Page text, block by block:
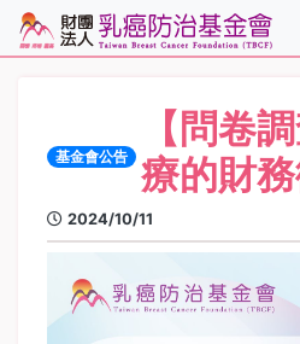
基金會公告
【問卷
療的財
2024/10/11